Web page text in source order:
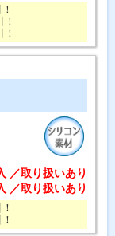
／取り扱いあり
／取り扱いあり